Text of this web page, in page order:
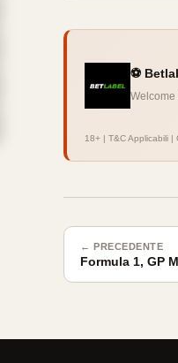
⚽
18+ | T&C Applicabili
← PRECEDENTE
Formula 1, GP